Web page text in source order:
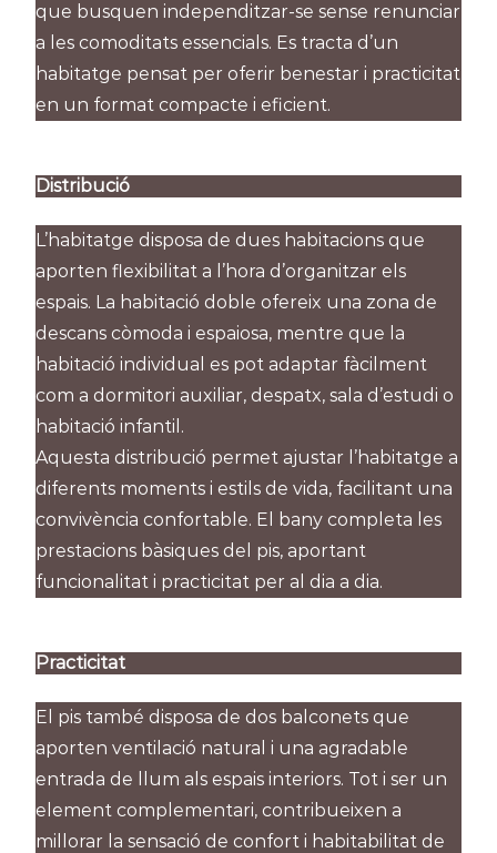
que busquen independitzar-se sense renunciar
a les comoditats essencials. Es tracta d’un
habitatge pensat per oferir benestar i practicitat
en un format compacte i eficient.
Distribució
L’habitatge disposa de dues habitacions que
aporten flexibilitat a l’hora d’organitzar els
espais. La habitació doble ofereix una zona de
descans còmoda i espaiosa, mentre que la
habitació individual es pot adaptar fàcilment
com a dormitori auxiliar, despatx, sala d’estudi o
habitació infantil.
Aquesta distribució permet ajustar l’habitatge a
diferents moments i estils de vida, facilitant una
convivència confortable. El bany completa les
prestacions bàsiques del pis, aportant
funcionalitat i practicitat per al dia a dia.
Practicitat
El pis també disposa de dos balconets que
aporten ventilació natural i una agradable
entrada de llum als espais interiors. Tot i ser un
element complementari, contribueixen a
millorar la sensació de confort i habitabilitat de